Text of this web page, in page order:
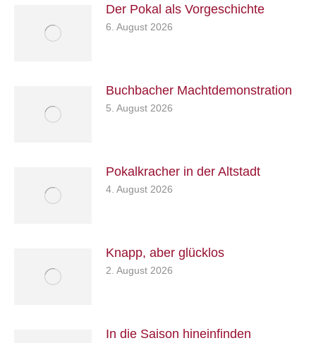
Der Pokal als Vorgeschichte
6. August 2026
Buchbacher Machtdemonstration
5. August 2026
Pokalkracher in der Altstadt
4. August 2026
Knapp, aber glücklos
2. August 2026
In die Saison hineinfinden